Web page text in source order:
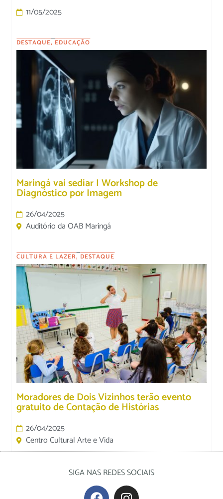
11/05/2025
DESTAQUE, EDUCAÇÃO
Maringá vai sediar I Workshop de
Diagnóstico por Imagem
26/04/2025
Auditório da OAB Maringá
CULTURA E LAZER, DESTAQUE
Moradores de Dois Vizinhos terão evento
gratuito de Contação de Histórias
26/04/2025
Centro Cultural Arte e Vida
SIGA NAS REDES SOCIAIS